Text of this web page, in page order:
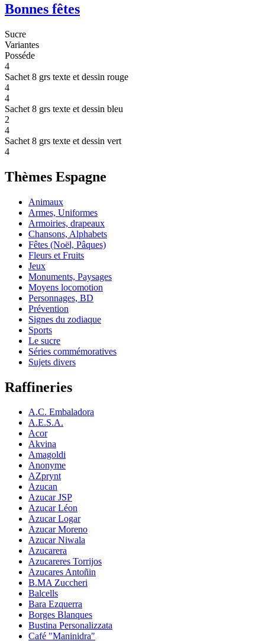
Bonnes fêtes
Sucre
Variantes
Posséde
4
Sachet 8 grs texte et dessin rouge
4
4
Sachet 8 grs texte et dessin bleu
2
4
Sachet 8 grs texte et dessin vert
4
Thèmes Espagne
Animaux
Armes, Uniformes
Armoiries, drapeaux
Chansons, Alphabets
Fêtes (Noël, Pâques)
Fleurs et Fruits
Jeux
Monuments, Paysages
Moyens locomotion
Personnages, BD
Prévention
Signes du zodiaque
Sports
Le sucre
Séries commémoratives
Sujets divers
Raffineries
A.C. Embaladora
A.E.S.A.
Acor
Akvina
Amagoldi
Anonyme
AZprynt
Azucan
Azucar JSP
Azucar Léon
Azucar Logar
Azucar Moreno
Azucar Niwala
Azucarera
Azucareres Torrijos
Azucares Antoñin
B.MA Zuccheri
Balcells
Bara Ezquerra
Borges Blanques
Bustina Personalizzata
Café "Maninidra"